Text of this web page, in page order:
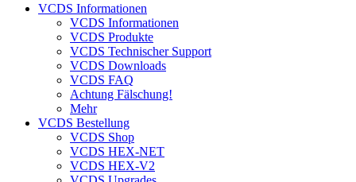
VCDS Informationen
VCDS Informationen
VCDS Produkte
VCDS Technischer Support
VCDS Downloads
VCDS FAQ
Achtung Fälschung!
Mehr
VCDS Bestellung
VCDS Shop
VCDS HEX-NET
VCDS HEX-V2